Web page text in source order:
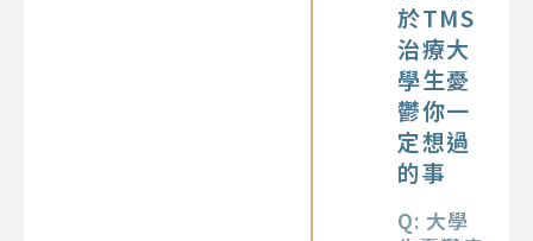
於TMS
治療大
學生憂
鬱你一
定想過
的事
Q: 大學